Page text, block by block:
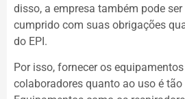
disso, a empresa também pode
cumprido com suas obrigações
do EPI.
Por isso, fornecer os
colaboradores quanto ao uso é